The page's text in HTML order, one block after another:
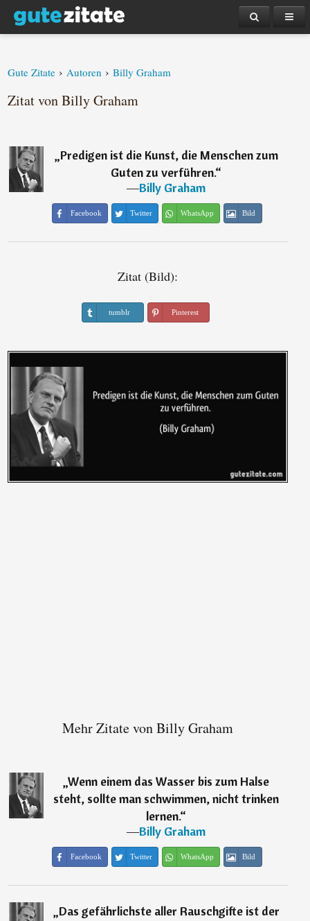
Gute Zitate › Autoren › Billy Graham
Zitat von Billy Graham
„Predigen ist die Kunst, die Menschen zum
Guten zu verführen.“
―Billy Graham
Facebook Twitter WhatsApp Bild
Zitat (Bild):
tumblr Pinterest
Mehr Zitate von Billy Graham
„Wenn einem das Wasser bis zum Halse
steht, sollte man schwimmen, nicht trinken
lernen.“
―Billy Graham
Facebook Twitter WhatsApp Bild
„Das gefährlichste aller Rauschgifte ist der